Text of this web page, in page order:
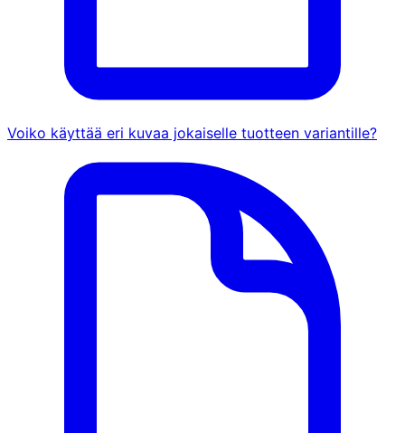
Voiko käyttää eri kuvaa jokaiselle tuotteen variantille?